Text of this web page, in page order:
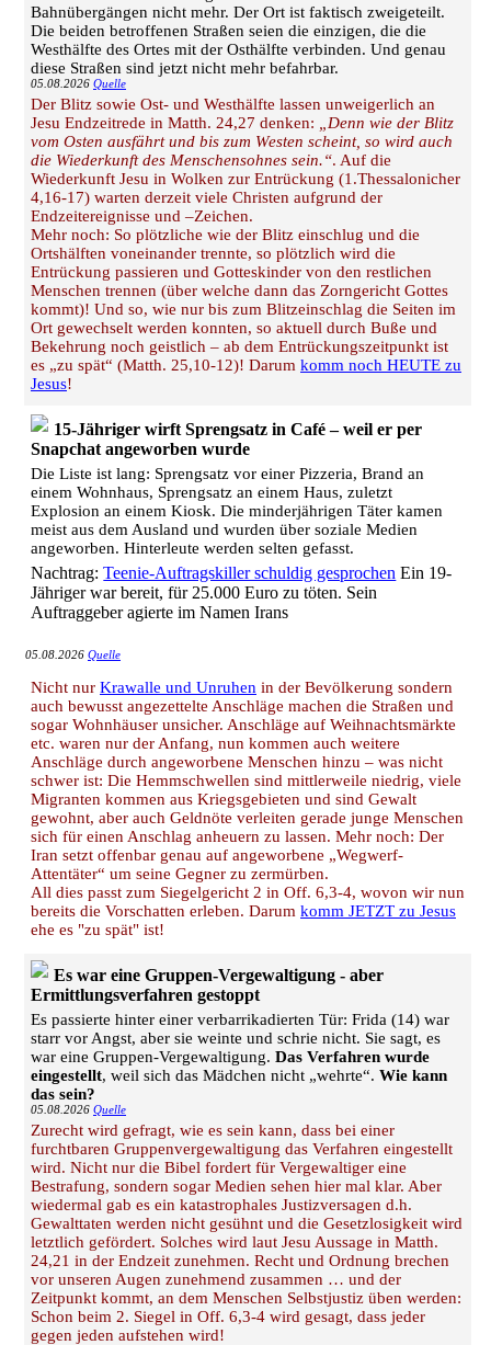
Bahnübergängen nicht mehr. Der Ort ist faktisch zweigeteilt.
Die beiden betroffenen Straßen seien die einzigen, die die
Westhälfte des Ortes mit der Osthälfte verbinden. Und genau
diese Straßen sind jetzt nicht mehr befahrbar.
05.08.2026 Quelle
Der Blitz sowie Ost- und Westhälfte lassen unweigerlich an
Jesu Endzeitrede in Matth. 24,27 denken:
„Denn wie der Blitz
vom Osten ausfährt und bis zum Westen scheint, so wird auch
die Wiederkunft des Menschensohnes sein.“. Auf die
Wiederkunft Jesu in Wolken zur Entrückung (1.Thessalonicher
4,16-17) warten derzeit viele Christen aufgrund der
Endzeitereignisse und –Zeichen.
Mehr noch: So plötzliche wie der Blitz einschlug und die
Ortshälften voneinander trennte, so plötzlich wird die
Entrückung passieren und Gotteskinder von den restlichen
Menschen trennen (über welche dann das Zorngericht Gottes
kommt)! Und so, wie nur bis zum Blitzeinschlag die Seiten im
Ort gewechselt werden konnten, so aktuell durch Buße und
Bekehrung noch geistlich – ab dem Entrückungszeitpunkt ist
es „zu spät“ (Matth. 25,10-12)! Darum komm noch HEUTE zu
Jesus!
15-Jähriger wirft Sprengsatz in Café – weil er per
Snapchat angeworben wurde
Die Liste ist lang: Sprengsatz vor einer Pizzeria, Brand an
einem Wohnhaus, Sprengsatz an einem Haus, zuletzt
Explosion an einem Kiosk. Die minderjährigen Täter kamen
meist aus dem Ausland und wurden über soziale Medien
angeworben. Hinterleute werden selten gefasst.
Nachtrag:Teenie-Auftragskiller schuldig gesprochen Ein 19-
Jähriger war bereit, für 25.000 Euro zu töten. Sein
Auftraggeber agierte im Namen Irans
05.08.2026 Quelle
Nicht nur Krawalle und Unruhen in der Bevölkerung sondern
auch bewusst angezettelte Anschläge machen die Straßen und
sogar Wohnhäuser unsicher. Anschläge auf Weihnachtsmärkte
etc. waren nur der Anfang, nun kommen auch weitere
Anschläge durch angeworbene Menschen hinzu – was nicht
schwer ist: Die Hemmschwellen sind mittlerweile niedrig, viele
Migranten kommen aus Kriegsgebieten und sind Gewalt
gewohnt, aber auch Geldnöte verleiten gerade junge Menschen
sich für einen Anschlag anheuern zu lassen. Mehr noch: Der
Iran setzt offenbar genau auf angeworbene „Wegwerf-
Attentäter“ um seine Gegner zu zermürben.
All dies passt zum Siegelgericht 2 in Off. 6,3-4, wovon wir nun
bereits die Vorschatten erleben. Darum komm JETZT zu Jesus
ehe es "zu spät" ist!
Es war eine Gruppen-Vergewaltigung - aber
Ermittlungsverfahren gestoppt
Es passierte hinter einer verbarrikadierten Tür: Frida (14) war
starr vor Angst, aber sie weinte und schrie nicht. Sie sagt, es
war eine Gruppen-Vergewaltigung. Das Verfahren wurde
eingestellt, weil sich das Mädchen nicht „wehrte“. Wie kann
das sein?
05.08.2026 Quelle
Zurecht wird gefragt, wie es sein kann, dass bei einer
furchtbaren Gruppenvergewaltigung das Verfahren eingestellt
wird. Nicht nur die Bibel fordert für Vergewaltiger eine
Bestrafung, sondern sogar Medien sehen hier mal klar. Aber
wiedermal gab es ein katastrophales Justizversagen d.h.
Gewalttaten werden nicht gesühnt und die Gesetzlosigkeit wird
letztlich gefördert. Solches wird laut Jesu Aussage in Matth.
24,21 in der Endzeit zunehmen. Recht und Ordnung brechen
vor unseren Augen zunehmend zusammen … und der
Zeitpunkt kommt, an dem Menschen Selbstjustiz üben werden:
Schon beim 2. Siegel in Off. 6,3-4 wird gesagt, dass jeder
gegen jeden aufstehen wird!